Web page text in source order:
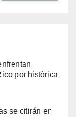
por histórica
se citirán en